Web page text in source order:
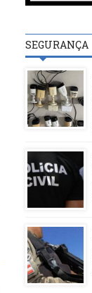
SEGURANÇA